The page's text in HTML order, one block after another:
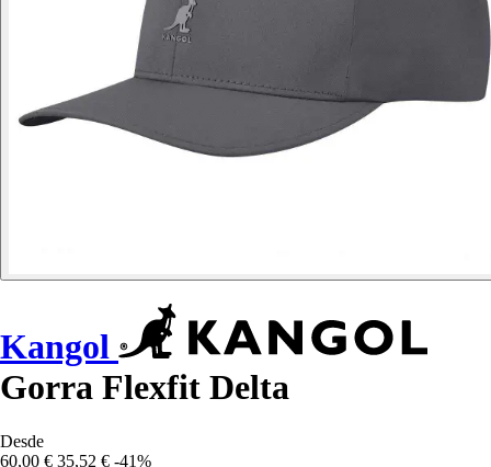
Kangol
Gorra Flexfit Delta
Desde
60,00 € 35,52 € -41%